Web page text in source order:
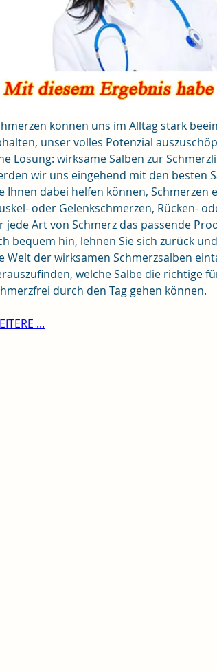
können uns im Alltag stark
unser volles Potenzial
Lösung: wirksame Salben zur
wir uns eingehend mit den besten
Ihnen dabei helfen können, Schmerzen
oder Gelenkschmerzen, Rücken-
jede Art von Schmerz das passende
bequem hin, lehnen Sie sich zurück
Welt der wirksamen Schmerzsalben
welche Salbe die richtige
durch den Tag gehen können.
...